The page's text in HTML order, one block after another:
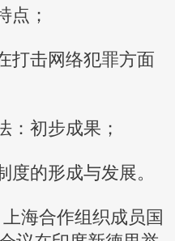
点；
打击网络犯罪方面
：初步成果；
的形成与发展。
海合作组织成员国